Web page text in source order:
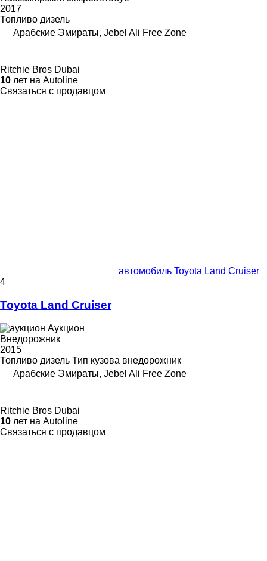
2017
Топливо дизель
Арабские Эмираты, Jebel Ali Free Zone
Ritchie Bros Dubai
10 лет на Autoline
Связаться с продавцом
автомобиль Toyota Land Cruiser
4
Toyota Land Cruiser
Аукцион
Внедорожник
2015
Топливо дизель Тип кузова внедорожник
Арабские Эмираты, Jebel Ali Free Zone
Ritchie Bros Dubai
10 лет на Autoline
Связаться с продавцом